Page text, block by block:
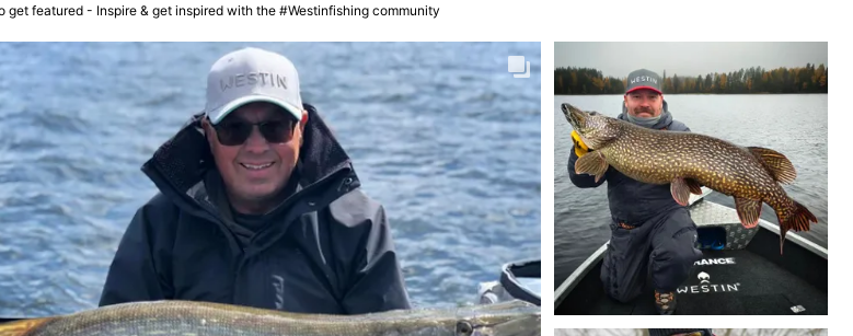
get featured - Inspire & get inspired with the #Westinfishing community